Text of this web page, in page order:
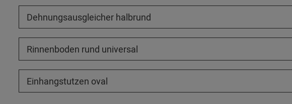
Dehnungsausgleicher halbrund
Rinnenboden rund universal
Einhangstutzen oval